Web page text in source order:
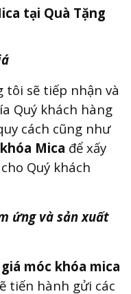
tại Quà Tặng
tôi sẽ tiếp nhận và
Quý khách hàng
cách cũng như
Mica để xấy
Quý khách
ứng và sản xuất
móc khóa mica
tiến hành gửi các